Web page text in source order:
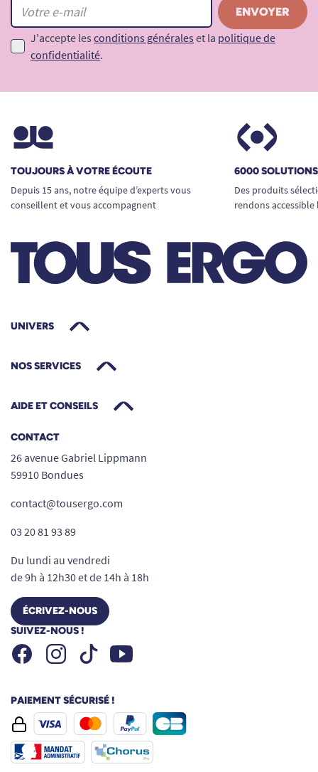
J'accepte les conditions générales et la politique de
confidentialité.
TOUJOURS À VOTRE ÉCOUTE
Depuis 15 ans, notre équipe d’experts vous
conseillent et vous accompagnent
6000
Des produits
rendons
UNIVERS
NOS SERVICES
AIDE ET CONSEILS
CONTACT
26 avenue Gabriel Lippmann
59910 Bondues
contact@tousergo.com
03 20 81 93 89
Du lundi au vendredi
de 9h à 12h30 et de 14h à 18h
ÉCRIVEZ-NOUS
SUIVEZ-NOUS !
FacebookInstagramTiktok Youtube
PAIEMENT SÉCURISÉ !